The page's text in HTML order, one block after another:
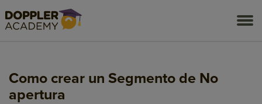
Como crear un Segmento de No
apertura